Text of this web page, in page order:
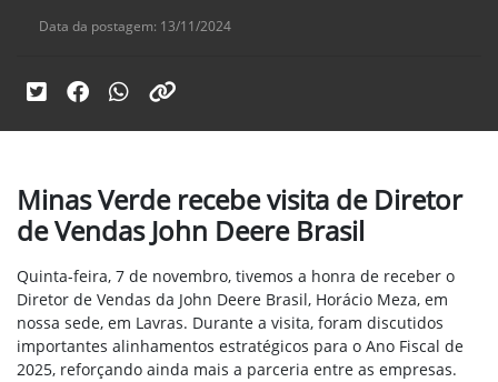
Data da postagem: 13/11/2024
Minas Verde recebe visita de Diretor
de Vendas John Deere Brasil
Quinta-feira, 7 de novembro, tivemos a honra de receber o
Diretor de Vendas da John Deere Brasil, Horácio Meza, em
nossa sede, em Lavras. Durante a visita, foram discutidos
importantes alinhamentos estratégicos para o Ano Fiscal de
2025, reforçando ainda mais a parceria entre as empresas.